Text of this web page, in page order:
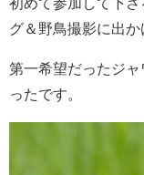
初めて参加して下
グ＆野鳥撮影に出か
第一希望だったジ
ったです。